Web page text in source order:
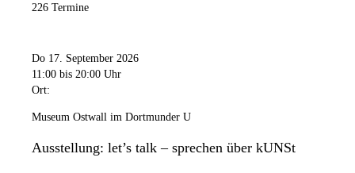
226 Termine
Do 17. September 2026
11:00 bis 20:00 Uhr
Ort:
Museum Ostwall im Dortmunder U
Ausstellung: let’s talk – sprechen über kUNSt